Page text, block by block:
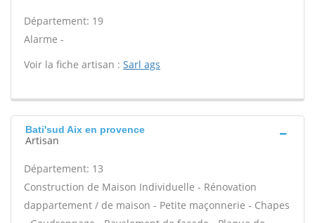
Département: 19
Alarme -
Voir la fiche artisan : Sarl ags
Bati'sud Aix en provence
Artisan
Département: 13
Construction de Maison Individuelle - Rénovation
dappartement / de maison - Petite maçonnerie - Chapes